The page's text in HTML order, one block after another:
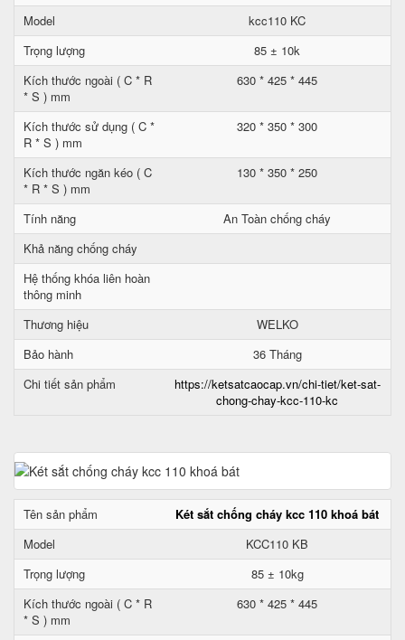
Model
kcc110 KC
Trọng lượng
85 ± 10k
Kích thước ngoài ( C * R
* S ) mm
630 * 425 * 445
Kích thước sử dụng ( C *
R * S ) mm
320 * 350 * 300
Kích thước ngăn kéo ( C
* R * S ) mm
130 * 350 * 250
Tính năng
An Toàn chống cháy
Khả năng chống cháy
Hệ thống khóa liên hoàn
thông minh
Thương hiệu
WELKO
Bảo hành
36 Tháng
Chi tiết sản phẩm
https://ketsatcaocap.vn/chi-tiet/ket-sat-
chong-chay-kcc-110-kc
Tên sản phẩm
Két sắt chống cháy kcc 110 khoá bát
Model
KCC110 KB
Trọng lượng
85 ± 10kg
Kích thước ngoài ( C * R
* S ) mm
630 * 425 * 445